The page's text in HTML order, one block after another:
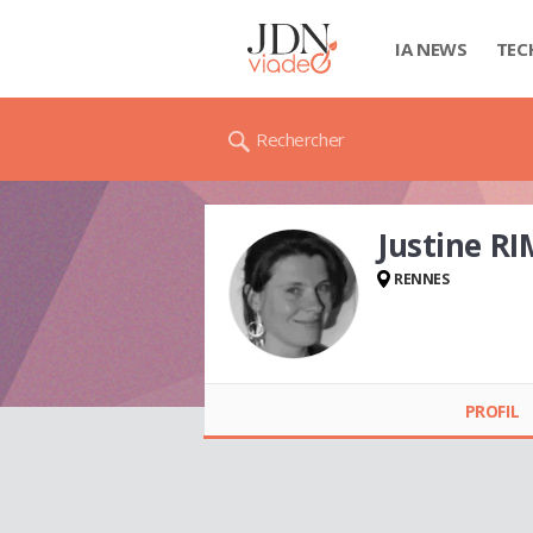
IA NEWS
Rechercher
Justine
RENNES
PROFIL